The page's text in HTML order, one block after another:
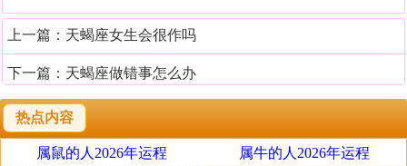
都要学会互相包容。
狮子座与天蝎座相配指数：50%
狮子和天蝎的个性都比较强，在一起撕逼或斗的可能性是很
大的，而且是威力超强的，两个人是势均力敌的，这样的组
合在一起，可能出现两个极端，搭配好了，不仅爱情成功
上一篇： 天蝎座女生会很作吗
下一篇： 天蝎座做错事怎么办
热点内容
属鼠的人2026年运程
属牛的人2026年运程